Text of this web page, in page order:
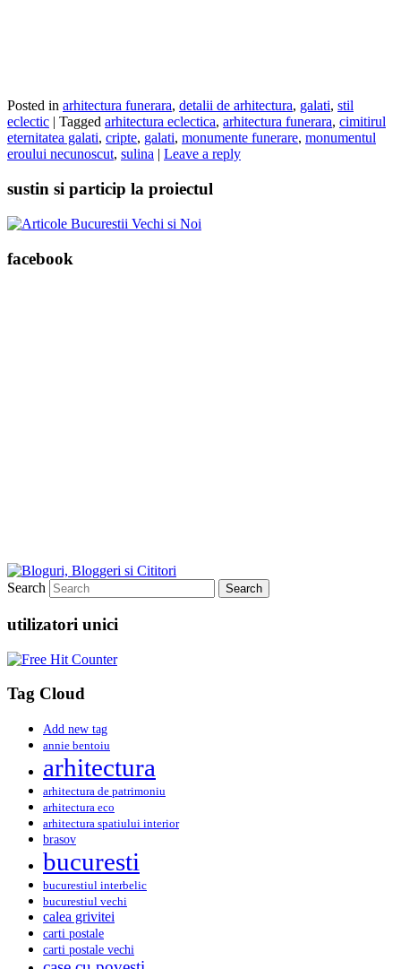
Posted in arhitectura funerara, detalii de arhitectura, galati, stil
eclectic | Tagged arhitectura eclectica, arhitectura funerara, cimitirul
eternitatea galati, cripte, galati, monumente funerare, monumentul
eroului necunoscut, sulina | Leave a reply
sustin si particip la proiectul
facebook
Search
utilizatori unici
Tag Cloud
Add new tag
annie bentoiu
arhitectura
arhitectura de patrimoniu
arhitectura eco
arhitectura spatiului interior
brasov
bucuresti
bucurestiul interbelic
bucurestiul vechi
calea grivitei
carti postale
carti postale vechi